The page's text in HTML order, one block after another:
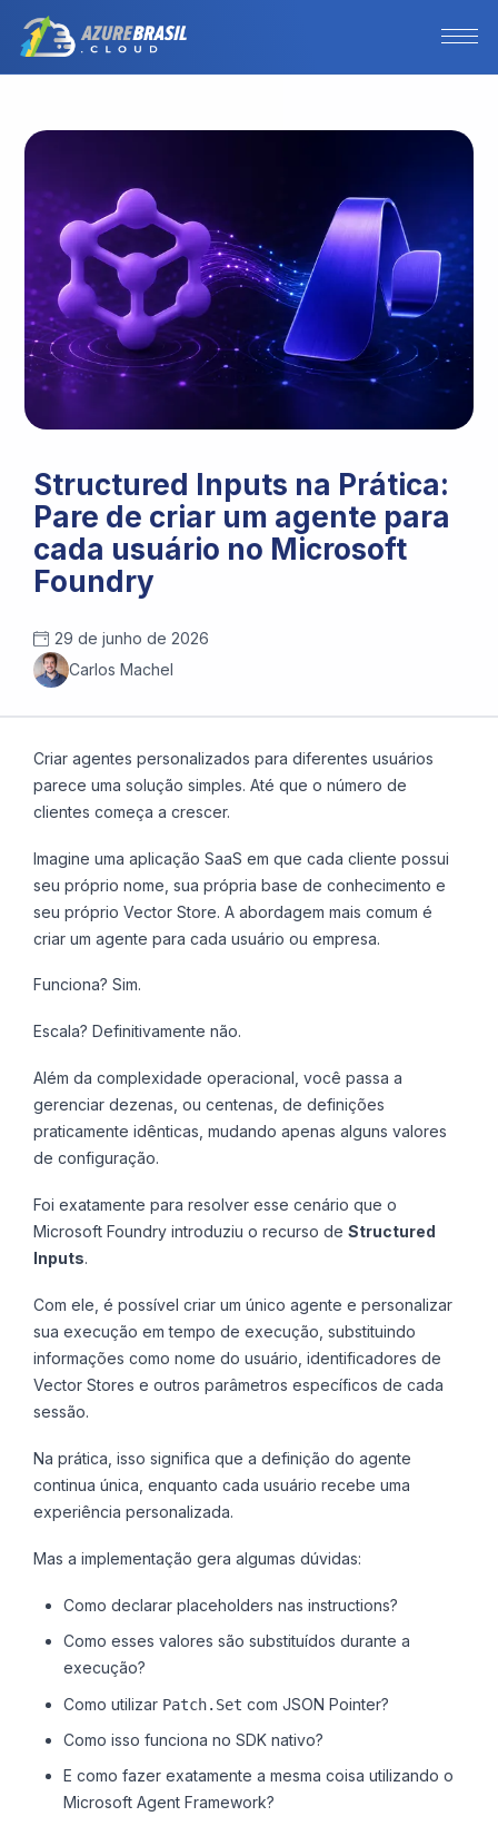
Structured Inputs na Prática:
Pare de criar um agente para
cada usuário no Microsoft
Foundry
29 de junho de 2026
Carlos Machel
Criar agentes personalizados para diferentes usuários
parece uma solução simples. Até que o número de
clientes começa a crescer.
Imagine uma aplicação SaaS em que cada cliente possui
seu próprio nome, sua própria base de conhecimento e
seu próprio Vector Store. A abordagem mais comum é
criar um agente para cada usuário ou empresa.
Funciona? Sim.
Escala? Definitivamente não.
Além da complexidade operacional, você passa a
gerenciar dezenas, ou centenas, de definições
praticamente idênticas, mudando apenas alguns valores
de configuração.
Foi exatamente para resolver esse cenário que o
Microsoft Foundry introduziu o recurso de Structured
Inputs.
Com ele, é possível criar um único agente e personalizar
sua execução em tempo de execução, substituindo
informações como nome do usuário, identificadores de
Vector Stores e outros parâmetros específicos de cada
sessão.
Na prática, isso significa que a definição do agente
continua única, enquanto cada usuário recebe uma
experiência personalizada.
Mas a implementação gera algumas dúvidas:
Como declarar placeholders nas instructions?
Como esses valores são substituídos durante a
execução?
Como utilizar Patch.Set com JSON Pointer?
Como isso funciona no SDK nativo?
E como fazer exatamente a mesma coisa utilizando o
Microsoft Agent Framework?